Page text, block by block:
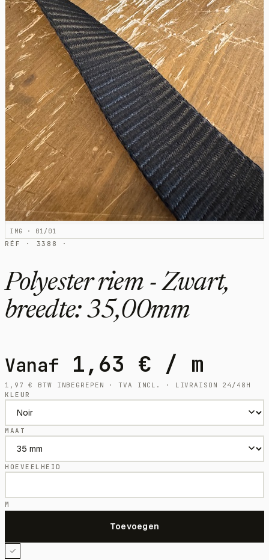
IMG · 01/01
RÉF · 3388 ·
Polyester riem - Zwart,
breedte: 35,00mm
Vanaf 1,63 € / m
1,97€
BTW INBEGREPEN · TVA INCL. · LIVRAISON 24/48H
KLEUR
MAAT
HOEVEELHEID
M